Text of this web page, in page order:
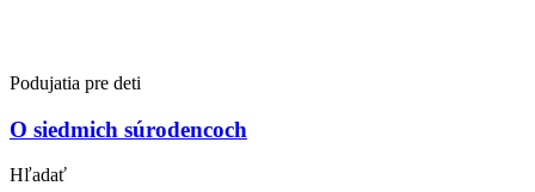
Podujatia pre deti
O siedmich súrodencoch
Hľadať